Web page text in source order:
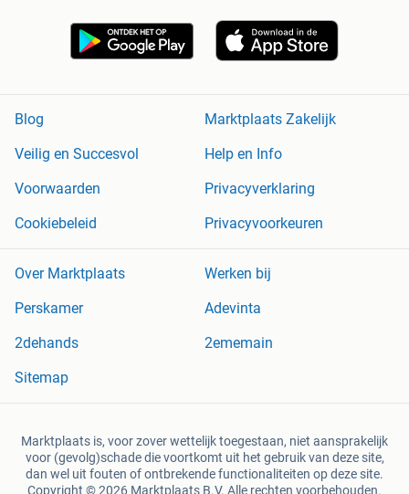
Blog
Marktplaats Zakelijk
Veilig en Succesvol
Help en Info
Voorwaarden
Privacyverklaring
Cookiebeleid
Privacyvoorkeuren
Over Marktplaats
Werken bij
Perskamer
Adevinta
2dehands
2ememain
Sitemap
Marktplaats is, voor zover wettelijk toegestaan, niet aansprakelijk
voor (gevolg)schade die voortkomt uit het gebruik van deze site,
dan wel uit fouten of ontbrekende functionaliteiten op deze site.
Copyright © 2026 Marktplaats B.V. Alle rechten voorbehouden.